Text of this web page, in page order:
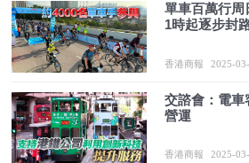
單車百萬行周
1時起逐步封
香港商報 2025-
交諮會：電車
營運
香港商報 2025-